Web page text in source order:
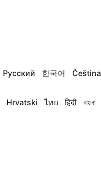
Русский 한국어 Čeština
Hrvatski ไทย हिंदी বাংলা